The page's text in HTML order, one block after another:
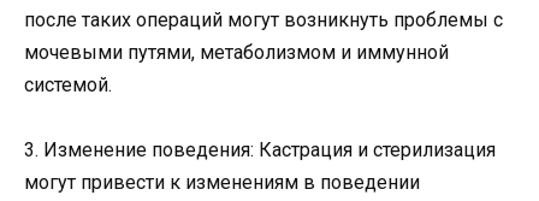
после таких операций могут возникнуть проблемы с
мочевыми путями, метаболизмом и иммунной
системой.
3. Изменение поведения: Кастрация и стерилизация
могут привести к изменениям в поведении